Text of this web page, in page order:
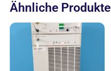
Ähnliche Produkte